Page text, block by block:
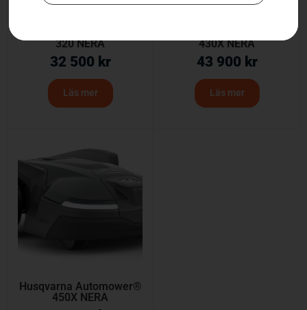
320 NERA
32 500 kr
Läs mer
430X NERA
43 900 kr
Läs mer
Husqvarna Automower®
450X NERA